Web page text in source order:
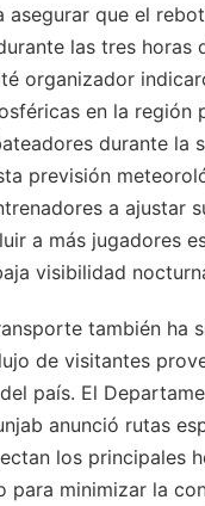
asegurar que el
las tres horas
organizador
en la región
durante la
previsión
a ajustar
a más jugadores
visibilidad
también ha
de visitantes
país. El
anunció rutas
los principales
para minimizar la